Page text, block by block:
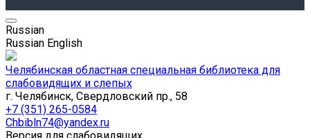
Russian
Russian English
Челябинская областная специальная библиотека для
слабовидящих и слепых
г. Челябинск, Свердловский пр., 58
+7 (351) 265-0584
Chbibln74@yandex.ru